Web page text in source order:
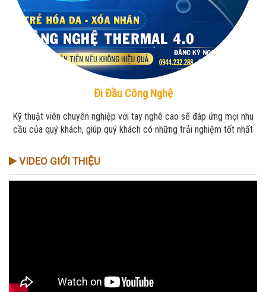
Đi Đầu Công Nghệ
Kỹ thuật viên chuyên nghiệp với tay nghê cao sẽ đáp ứng mọi nhu
cầu của quý khách, giúp quý khách có những trải nghiệm tốt nhất
VIDEO GIỚI THIỆU